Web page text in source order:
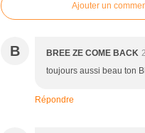
Ajouter un
B BREE ZE COME BACK
toujours aussi beau ton
Répondre